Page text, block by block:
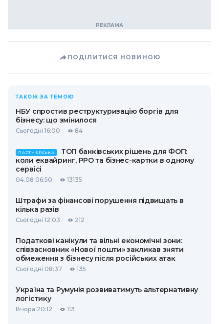
ПОДІЛИТИСЯ НОВИНОЮ
ТАКОЖ ЗА ТЕМОЮ
НБУ спростив реструктуризацію боргів для
бізнесу: що змінилося
Сьогодні 16:00 84
ПАРТНЕРСЬКА
ТОП банківських рішень для ФОП:
коли еквайринг, РРО та бізнес-картки в одному
сервісі
04.08 06:50 13135
Штрафи за фінансові порушення підвищать в
кілька разів
Сьогодні 12:03 212
Податкові канікули та вільні економічні зони:
співзасновник «Нової пошти» закликав зняти
обмеження з бізнесу після російських атак
Сьогодні 08:37 135
Україна та Румунія розвиватимуть альтернативну
логістику
Вчора 20:12 113